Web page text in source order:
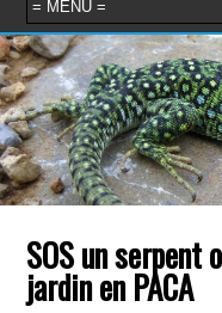
SOS un serpent
jardin en PACA